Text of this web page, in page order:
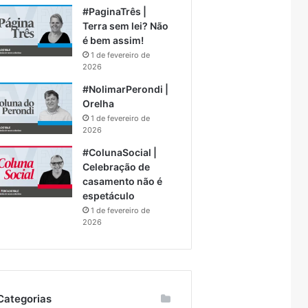
#PaginaTrês |
Terra sem lei? Não
é bem assim!
1 de fevereiro de
2026
#NolimarPerondi |
Orelha
1 de fevereiro de
2026
#ColunaSocial |
Celebração de
casamento não é
espetáculo
1 de fevereiro de
2026